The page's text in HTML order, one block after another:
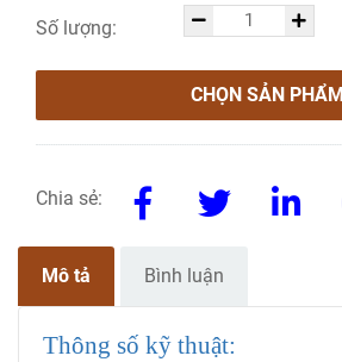
Số lượng:
CHỌN SẢN PHẨM
Chia sẻ:
Mô tả Bình luận
Thông số kỹ thuật: